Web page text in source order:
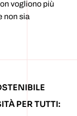
vogliono più
non sia
PER TUTTI: